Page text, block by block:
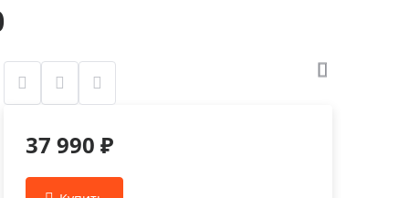
Приборы неразрушающего контроля
Приборы теплового контроля
Детекторы проводки
Влагомеры (датчики влажности)
37 990 ₽